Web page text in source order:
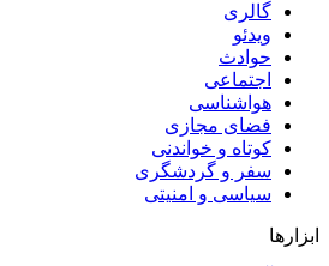
گالری
ویدئو
حوادث
اجتماعی
هواشناسی
فضای مجازی
کوتاه و خواندنی
سفر و گردشگری
سیاسی و امنیتی
ابزارها